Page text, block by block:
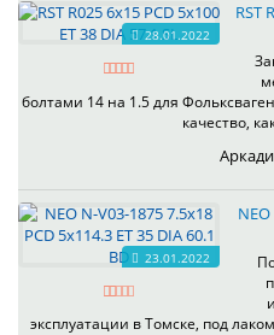
28.01.2022
RST
болтами 14 на 1.5 для
качество,
23.01.2022
эксплуатации в Томске, под